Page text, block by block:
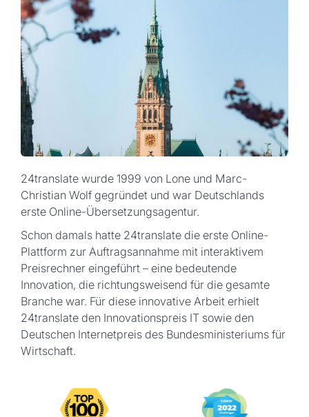
24translate wurde 1999 von Lone und Marc-
Christian Wolf gegründet und war Deutschlands
erste Online-Übersetzungsagentur.
Schon damals hatte 24translate die erste Online-
Plattform zur Auftragsannahme mit interaktivem
Preisrechner eingeführt – eine bedeutende
Innovation, die richtungsweisend für die gesamte
Branche war. Für diese innovative Arbeit erhielt
24translate den Innovationspreis IT sowie den
Deutschen Internetpreis des Bundesministeriums für
Wirtschaft.